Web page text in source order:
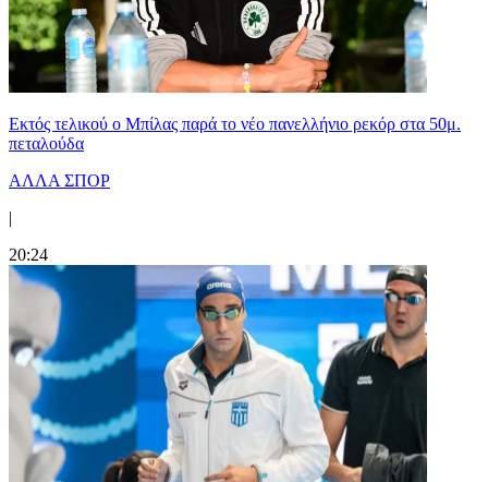
Εκτός τελικού ο Μπίλας παρά το νέο πανελλήνιο ρεκόρ στα 50μ.
πεταλούδα
ΑΛΛΑ ΣΠΟΡ
|
20:24